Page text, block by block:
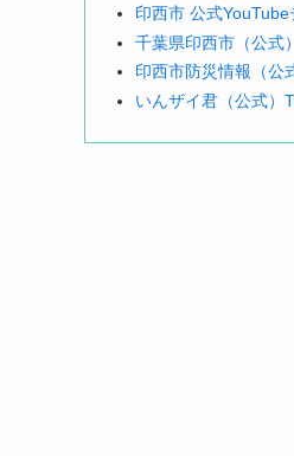
印西市 公式
千葉県印西市（公式
印西市防災情報（公
いんザイ君（公式）